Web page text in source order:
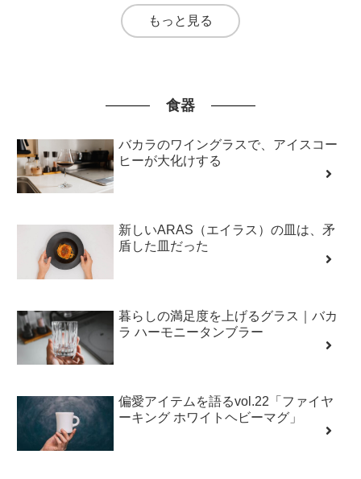
もっと見る
食器
バカラのワイングラスで、アイスコー
ヒーが大化けする
新しいARAS（エイラス）の皿は、矛
盾した皿だった
暮らしの満足度を上げるグラス｜バカ
ラ ハーモニータンブラー
偏愛アイテムを語るvol.22「ファイヤ
ーキング ホワイトヘビーマグ」